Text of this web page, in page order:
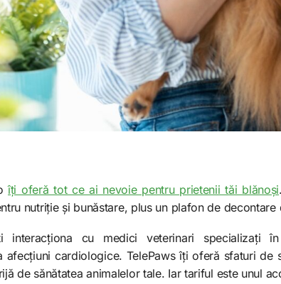
îți oferă tot ce ai nevoie pentru prietenii tăi blănoși
nutriție și bunăstare, plus un plafon de
interacționa cu medici veterinari specializați
afecțiuni cardiologice. TelePaws îți oferă sfaturi de
de sănătatea animalelor tale. Iar tariful este unul